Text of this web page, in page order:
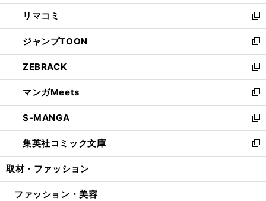
ウ
で
開
く
ン
ド
ウ
で
開
く
ウ
ィ
ン
ド
ウ
で
開
く
し
い
ウ
ィ
ン
ド
ウ
で
開
く
リマコミ
新
し
い
ウ
ィ
ン
ド
ウ
で
開
く
ジャンプTOON
新
し
い
ウ
ィ
ン
ド
ウ
で
開
ZEBRACK
新
し
い
ウ
ィ
ン
ド
ウ
開
マンガMeets
新
し
い
ウ
ィ
ン
ウ
S-MANGA
新
し
い
ウ
ン
集英社コミック文庫
新
し
ウ
取材・ファッション
ファッション・美容